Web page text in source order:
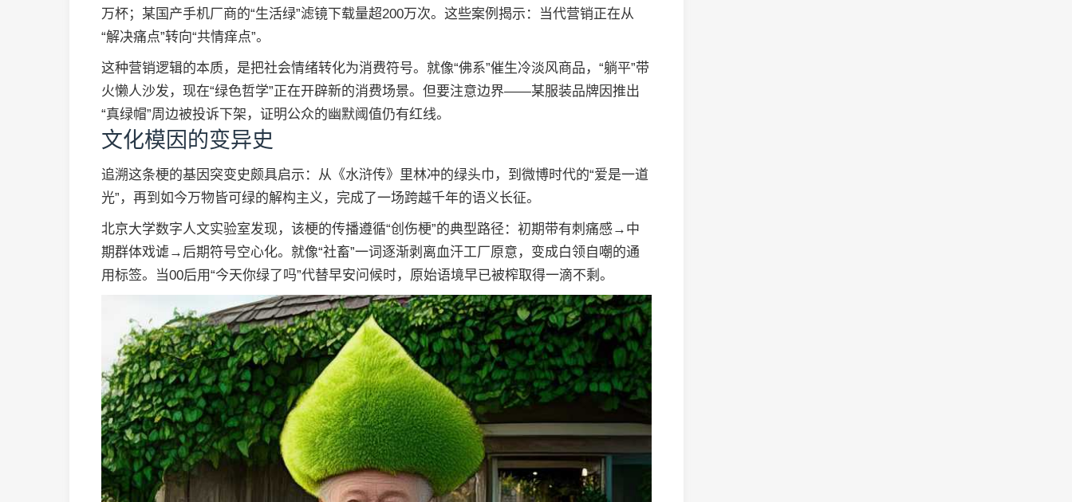
万杯；某国产手机厂商的“生活绿”滤镜下载量超200万次。这些案例揭示：当代营销正在从
“解决痛点”转向“共情痒点”。
这种营销逻辑的本质，是把社会情绪转化为消费符号。就像“佛系”催生冷淡风商品，“躺平”带
火懒人沙发，现在“绿色哲学”正在开辟新的消费场景。但要注意边界——某服装品牌因推出
“真绿帽”周边被投诉下架，证明公众的幽默阈值仍有红线。
文化模因的变异史
追溯这条梗的基因突变史颇具启示：从《水浒传》里林冲的绿头巾，到微博时代的“爱是一道
光”，再到如今万物皆可绿的解构主义，完成了一场跨越千年的语义长征。
北京大学数字人文实验室发现，该梗的传播遵循“创伤梗”的典型路径：初期带有刺痛感→中
期群体戏谑→后期符号空心化。就像“社畜”一词逐渐剥离血汗工厂原意，变成白领自嘲的通
用标签。当00后用“今天你绿了吗”代替早安问候时，原始语境早已被榨取得一滴不剩。